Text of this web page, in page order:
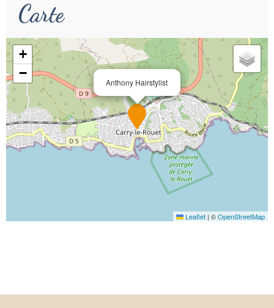
Carte
Anthony Hairstylist
+
−
Leaflet | ©OpenStreetMap